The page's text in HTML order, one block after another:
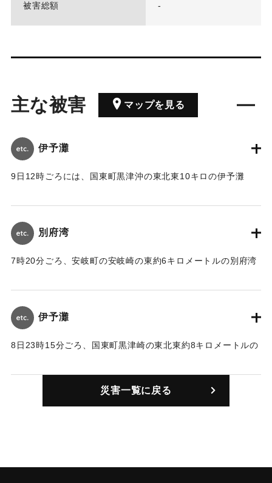
被害総額 -
主な被害 マップを見る
伊予灘
9日12時ごろには、国東町黒津沖の東北東10キロの伊予灘
み）とパナマの貨物船「シーワ一卜号」（4995トン、28人乗
組み）が衝突、天栄丸は間もなく沈没したが、シーワート号
に救助された。
｜固有コード:00880004
別府湾
7時20分ごろ、安岐町の安岐崎の東約6キロメートルの別府湾
と山口県の漁船「海王丸」（4.92トン、2人乗組み）が衝突
し、海王丸は転覆、2人は海に投げ出されたが救助された。大
分海上保安部の調べでは、事故当時現場一帯は濃霧で視界が
伊予灘
8日23時15分ごろ、国東町黒津崎の東北東約8キロメートルの
ン、24人乗組み）が正体不明の船と衝突、相手の船はそのま
ま逃げた。視界は50～100メートルと、海上保安部では推定
している。
災害一覧に戻る